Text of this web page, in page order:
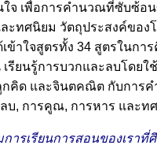
จ เพื่อการคำนวณที่ซับซ้อน
ะทศนิยม วัตถุประสงค์ของ
ข้าใจสูตรทั้ง 34 สูตรในกา
รียนรู้การบวกและลบโดยใ
กคิด และจินตคณิต กับการ
บ, การคูณ, การหาร และท
ารเรียนการสอนของเรา